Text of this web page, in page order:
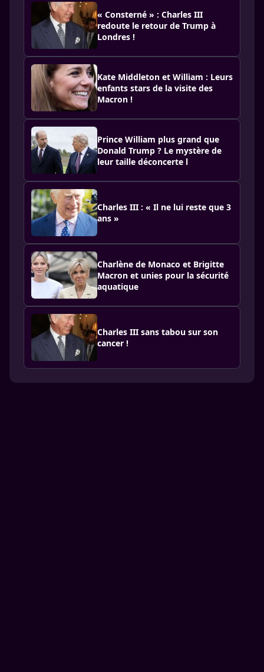
« Consterné » : Charles III
redoute le retour de Trump à
Londres !
Kate Middleton et William : Leurs
enfants stars de la visite des
Macron !
Prince William plus grand que
Donald Trump ? Le mystère de
leur taille déconcerte l
Charles III : « Il ne lui reste que 3
ans »
Charlène de Monaco et Brigitte
Macron et unies pour la sécurité
aquatique
Charles III sans tabou sur son
cancer !